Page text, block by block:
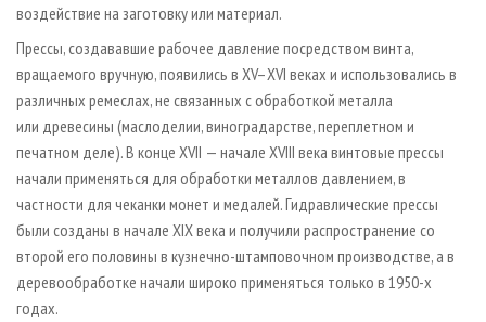
воздействие на заготовку или материал.
Прессы, создававшие рабочее давление посредством винта,
вращаемого вручную, появились в XV–XVI веках и использовались в
различных ремеслах, не связанных с обработкой металла
или древесины (маслоделии, виноградарстве, переплетном и
печатном деле). В конце XVII — начале XVIII века винтовые прессы
начали применяться для обработки металлов давлением, в
частности для чеканки монет и медалей. Гидравлические прессы
были созданы в начале XIX века и получили распространение со
второй его половины в кузнечно-штамповочном производстве, а в
деревообработке начали широко применяться только в 1950-х
годах.